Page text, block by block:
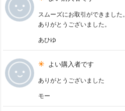
スムーズにお取引ができました。
ありがとうございました。
あひゆ
よい購入者です
ありがとうございました
モー